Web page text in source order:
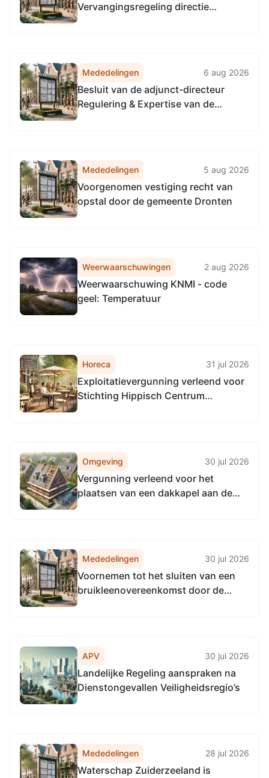
Vervangingsregeling directie
Mededelingen 6 aug 2026
Besluit van de adjunct-directeur
Regulering & Expertise van de
Vervangingsregeling directie
Regulering & Expertise
Omgevingsdienst
Noordzeekanaalgebied
Mededelingen 5 aug 2026
Voorgenomen vestiging recht van
opstal door de gemeente Dronten
Weerwaarschuwingen 2 aug 2026
Weerwaarschuwing KNMI - code
geel: Temperatuur
Horeca 31 jul 2026
Exploitatievergunning verleend voor
Stichting Hippisch Centrum
Omgeving 30 jul 2026
Vergunning verleend voor het
plaatsen van een dakkapel aan de
Mededelingen 30 jul 2026
Voornemen tot het sluiten van een
bruikleenovereenkomst door de
APV 30 jul 2026
Landelijke Regeling aanspraken na
Dienstongevallen Veiligheidsregio’s
Mededelingen 28 jul 2026
Waterschap Zuiderzeeland is